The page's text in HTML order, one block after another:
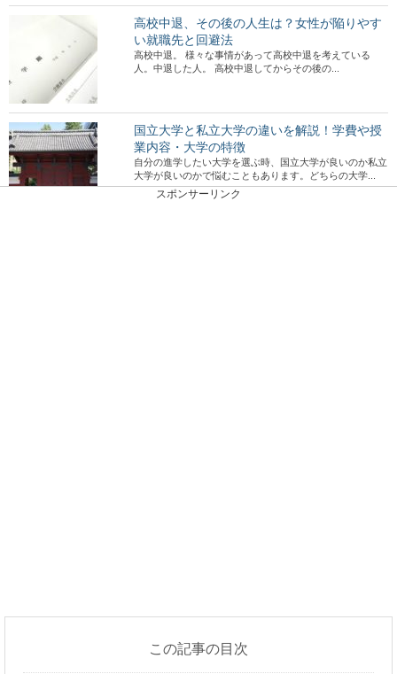
高校中退、その後の人生は？女性が陥りやす
い就職先と回避法
高校中退。 様々な事情があって高校中退を考えている
人。中退した人。 高校中退してからその後の...
国立大学と私立大学の違いを解説！学費や授
業内容・大学の特徴
自分の進学したい大学を選ぶ時、国立大学が良いのか私立
大学が良いのかで悩むこともあります。どちらの大学...
スポンサーリンク
この記事の目次